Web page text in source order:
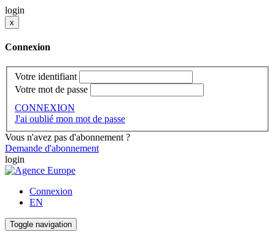
login
x
Connexion
Votre identifiant
Votre mot de passe
CONNEXION
J'ai oublié mon mot de passe
Vous n'avez pas d'abonnement ?
Demande d'abonnement
login
Connexion
EN
Toggle navigation